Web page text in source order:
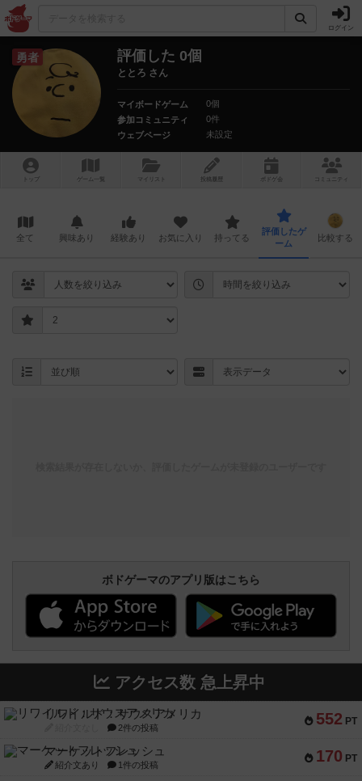
ログイン
勇者 評価した 0個
ととろ さん
マイボードゲーム
0個
参加コミュニティ
0件
ウェブページ
未設定
トップ ゲーム一覧 マイリスト 投稿履歴 ボ ドゲ コミュニティ
全て 興味あり 経験あり お気に入り 持ってる
評価したゲ
ーム
比較する
ボドゲーマのアプリ版はこちら
アクセス数 急上昇中
552 PT
リワイルド：サウスアメリカ
2件の投稿
170 PT
マーケットフレッシュ
紹介文あり 1件の投稿